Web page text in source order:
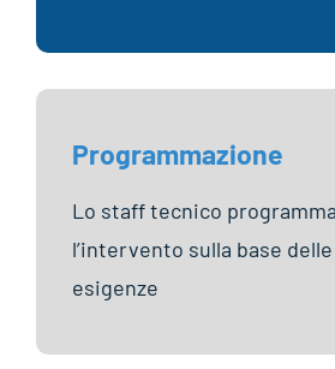
Programmazione
Lo staff tecnico programma
l’intervento sulla base
esigenze